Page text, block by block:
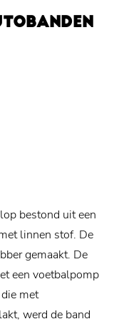
bestond uit een
linnen stof. De
gemaakt. De
een voetbalpomp
met
werd de band